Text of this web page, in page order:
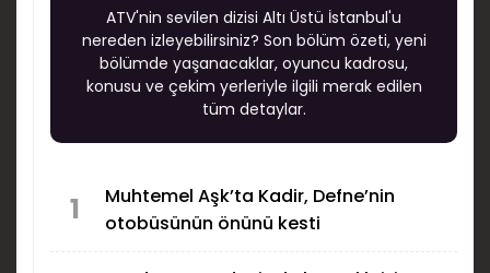
ATV'nin sevilen dizisi Altı Üstü İstanbul'u
nereden izleyebilirsiniz? Son bölüm özeti, yeni
bölümde yaşanacaklar, oyuncu kadrosu,
konusu ve çekim yerleriyle ilgili merak edilen
tüm detaylar.
1
Muhtemel Aşk’ta Kadir, Defne’nin
otobüsünün önünü kesti